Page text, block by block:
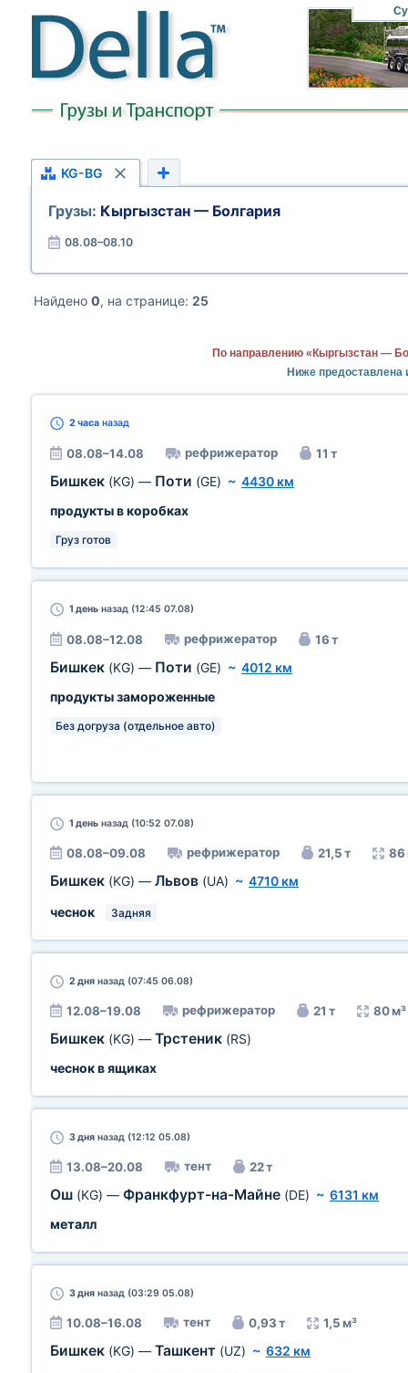
KG-BG
Грузы: Кыргызстан — Болгария
08.08–08.10
Найдено 0, на странице: 25
По направлению «Кыргызстан —
Ниже
2 часа назад
08.08–14.08 рефрижератор 11 т
Бишкек (KG) — Поти (GE) ~ 4430 км
продукты в коробках
Груз готов
1 день назад (12:45 07.08)
08.08–12.08 рефрижератор 16 т
Бишкек (KG) — Поти (GE) ~ 4012 км
продукты замороженные
Без догруза (отдельное авто)
1 день назад (10:52 07.08)
08.08–09.08 рефрижератор 21,5 т 86
Бишкек (KG) — Львов (UA) ~ 4710 км
чеснок
Задняя
2 дня назад (07:45 06.08)
12.08–19.08 рефрижератор 21 т 80 м³
Бишкек (KG) — Трстеник (RS)
чеснок в ящиках
3 дня назад (12:12 05.08)
13.08–20.08 тент 22 т
Ош (KG) — Франкфурт-на-Майне (DE) ~ 6131 км
металл
3 дня назад (03:29 05.08)
10.08–16.08 тент 0,93 т 1,5 м³
Бишкек (KG) — Ташкент (UZ) ~ 632 км